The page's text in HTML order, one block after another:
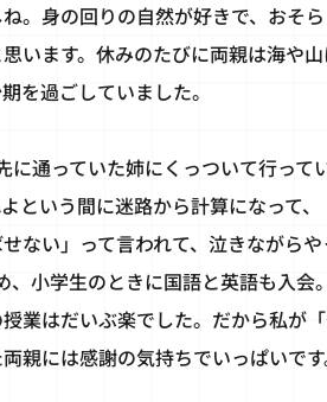
。身の回りの自然が好きで、おそ
います。休みのたびに両親は海や
を過ごしていました。
に通っていた姉にくっついて行っ
という間に迷路から計算になって
ない」って言われて、泣きながら
、小学生のときに国語と英語も入
業はだいぶ楽でした。だから私が
親には感謝の気持ちでいっぱいです